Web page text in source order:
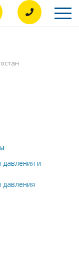
давления и
давления